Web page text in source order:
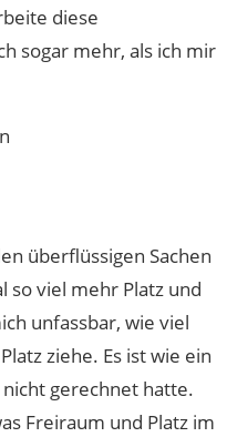
diese
sogar mehr, als ich mir
überflüssigen Sachen
so viel mehr Platz und
unfassbar, wie viel
ziehe. Es ist wie ein
gerechnet hatte.
Freiraum und Platz im